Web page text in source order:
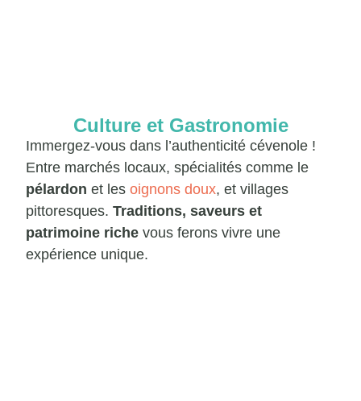
Culture et Gastronomie
Immergez-vous dans l’authenticité cévenole !
Entre marchés locaux, spécialités comme le
pélardon et les oignons doux, et villages
pittoresques. Traditions, saveurs et
patrimoine riche vous ferons vivre une
expérience unique.